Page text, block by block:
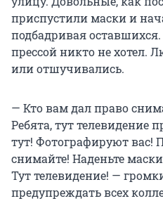
приспустили маски и
подбадривая оставшихся.
прессой никто не хотел.
или отшучивались.
— Кто вам дал право
Ребята, тут телевидение
тут! Фотографируют вас!
снимайте! Наденьте
Тут телевидение! —
предупреждать всех